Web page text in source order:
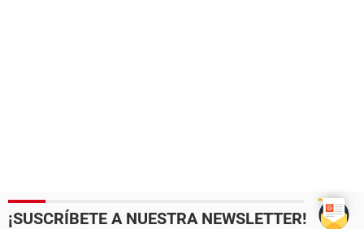
¡SUSCRÍBETE A NUESTRA NEWSLETTER!